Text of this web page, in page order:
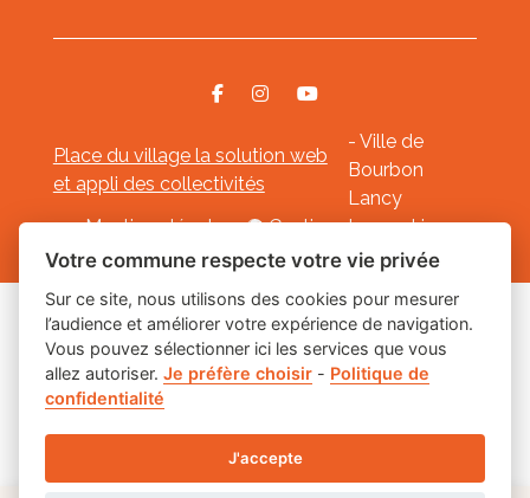
Place du village la solution web
et appli des collectivités
- Ville de
Bourbon
Lancy
Mentions légales- Gestion des cookies
Les labels
Votre commune respecte votre vie privée
Sur ce site, nous utilisons des cookies pour mesurer
l’audience et améliorer votre expérience de navigation.
Vous pouvez sélectionner ici les services que vous
allez autoriser.Je préfère choisir - Politique de
confidentialité
J'accepte